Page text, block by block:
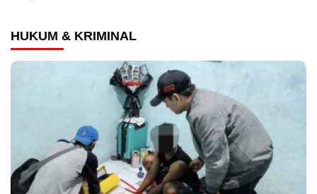
HUKUM & KRIMINAL